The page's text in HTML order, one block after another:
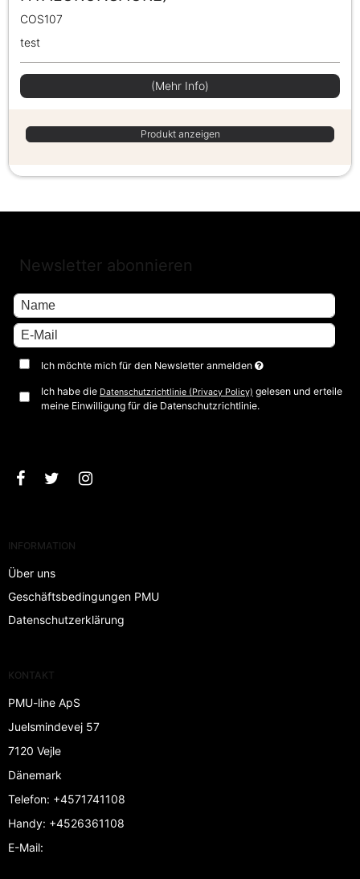
COS107
test
(Mehr Info)
Produkt anzeigen
Newsletter abonnieren
Ich möchte mich für den Newsletter anmelden
Ich habe die Datenschutzrichtlinie (Privacy Policy) gelesen und erteile
meine Einwilligung für die Datenschutzrichtlinie.
INFORMATION
Über uns
Geschäftsbedingungen PMU
Datenschutzerklärung
KONTAKT
PMU-line ApS
Juelsmindevej 57
7120 Vejle
Dänemark
Telefon: +4571741108
Handy: +4526361108
E-Mail: